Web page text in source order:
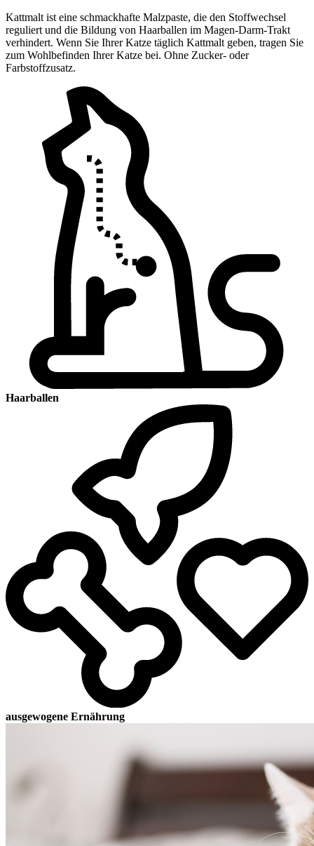
Kattmalt ist eine schmackhafte Malzpaste, die den Stoffwechsel
reguliert und die Bildung von Haarballen im Magen-Darm-Trakt
verhindert. Wenn Sie Ihrer Katze täglich Kattmalt geben, tragen Sie
zum Wohlbefinden Ihrer Katze bei. Ohne Zucker- oder
Farbstoffzusatz.
Haarballen
ausgewogene Ernährung